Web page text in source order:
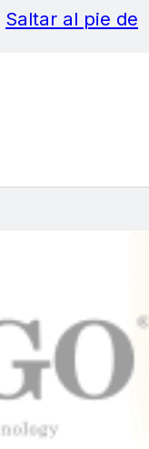
Saltar al pie de